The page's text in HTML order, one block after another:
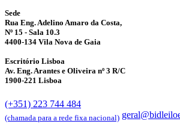
Sede
Rua Eng. Adelino Amaro da Costa,
Nº 15 - Sala 10.3
4400-134 Vila Nova de Gaia
Escritório Lisboa
Av. Eng. Arantes e Oliveira nº 3 R/C
1900-221 Lisboa
(+351) 223 744 484
(chamada para a rede fixa nacional)